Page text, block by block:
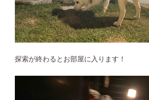
探索が終わるとお部屋に入ります！